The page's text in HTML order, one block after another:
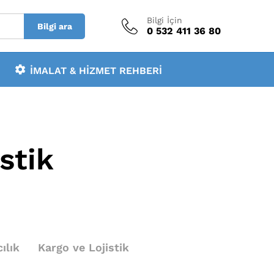
Bilgi ara
Bilgi İçin
0 532 411 36 80
İMALAT & HIZMET REHBERI
Kargo ve Lojistik